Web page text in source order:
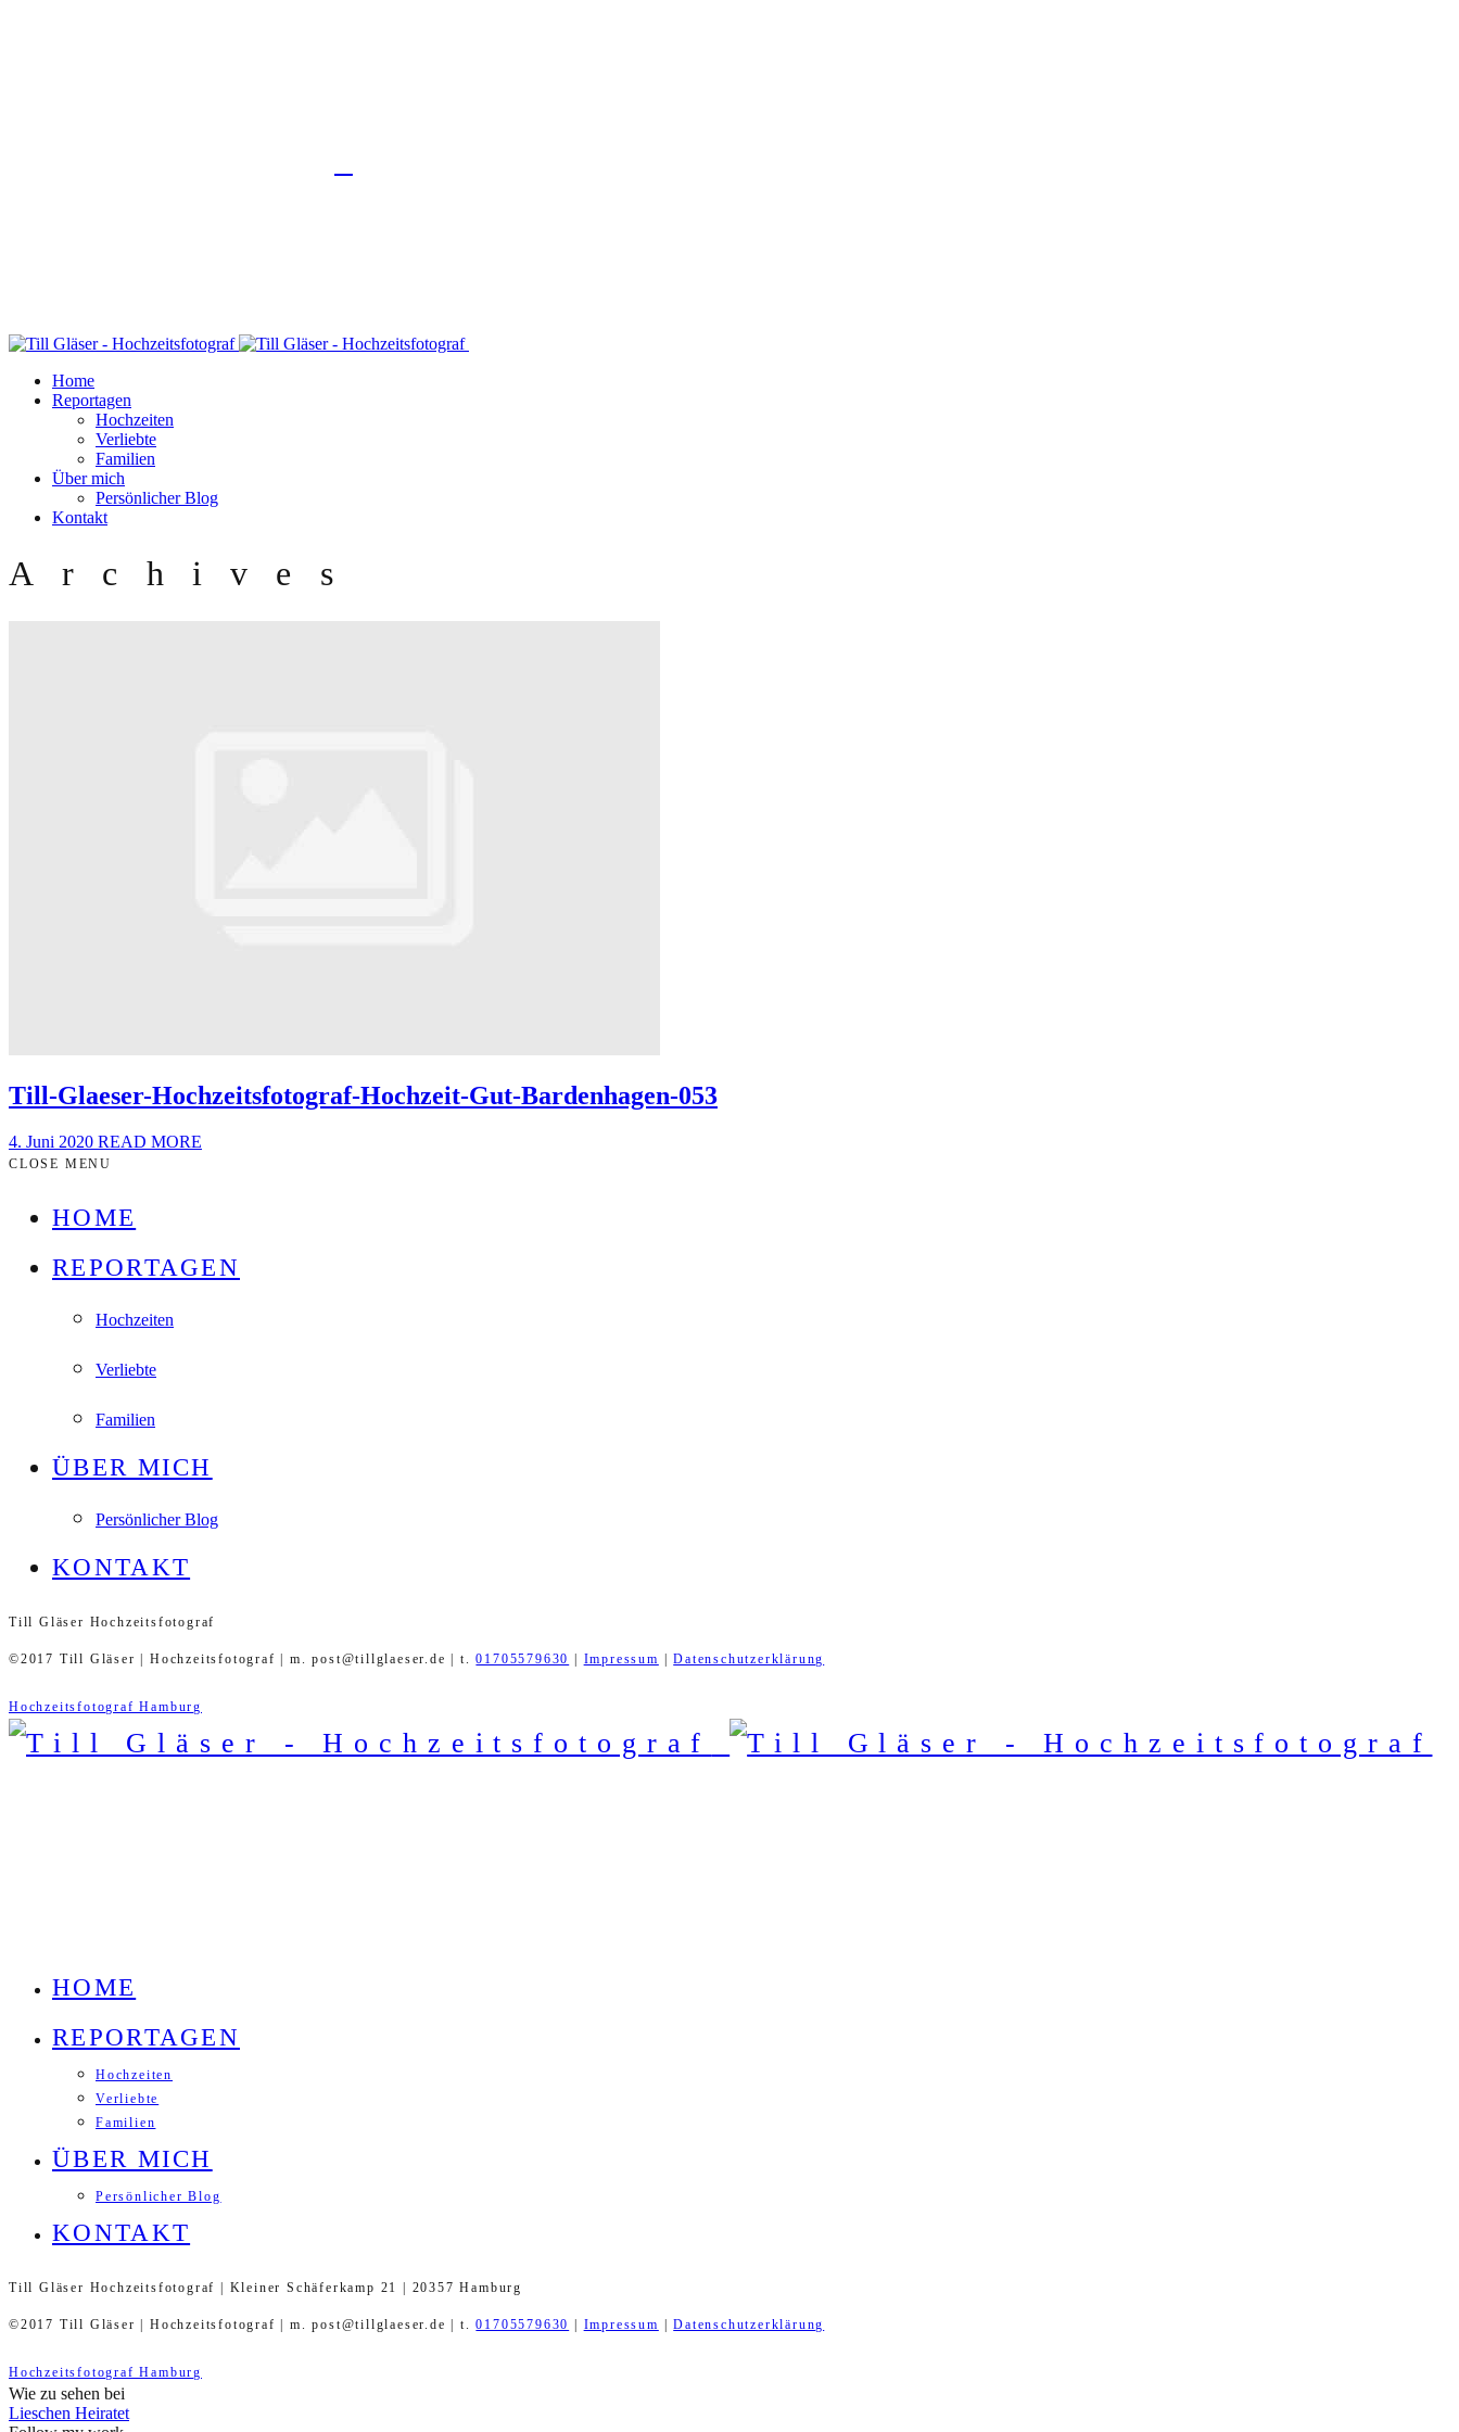
Home
Reportagen
Hochzeiten
Verliebte
Familien
Über mich
Persönlicher Blog
Kontakt
Archives
Till-Glaeser-Hochzeitsfotograf-Hochzeit-Gut-Bardenhagen-053
4. Juni 2020 READ MORE
CLOSE MENU
HOME
REPORTAGEN
Hochzeiten
Verliebte
Familien
ÜBER MICH
Persönlicher Blog
KONTAKT
Till Gläser Hochzeitsfotograf
©2017 Till Gläser | Hochzeitsfotograf | m. post@tillglaeser.de | t.01705579630 | Impressum |Datenschutzerklärung
Hochzeitsfotograf Hamburg
HOME
REPORTAGEN
Hochzeiten
Verliebte
Familien
ÜBER MICH
Persönlicher Blog
KONTAKT
Till Gläser Hochzeitsfotograf | Kleiner Schäferkamp 21 | 20357 Hamburg
©2017 Till Gläser | Hochzeitsfotograf | m. post@tillglaeser.de | t.01705579630 | Impressum |Datenschutzerklärung
Hochzeitsfotograf Hamburg
Wie zu sehen bei
Lieschen Heiratet